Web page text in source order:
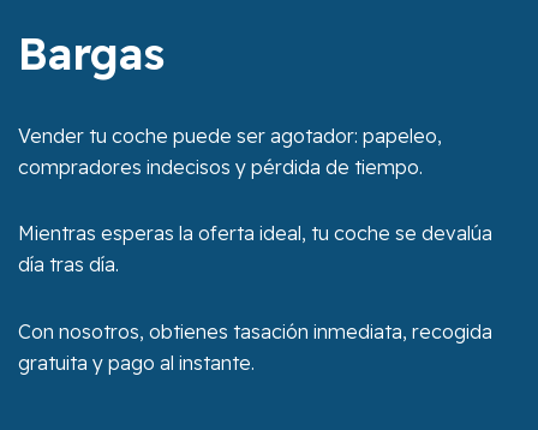
Bargas
Vender tu coche puede ser agotador: papeleo,
compradores indecisos y pérdida de tiempo.
Mientras esperas la oferta ideal, tu coche se devalúa
día tras día.
Con nosotros, obtienes tasación inmediata, recogida
gratuita y pago al instante.